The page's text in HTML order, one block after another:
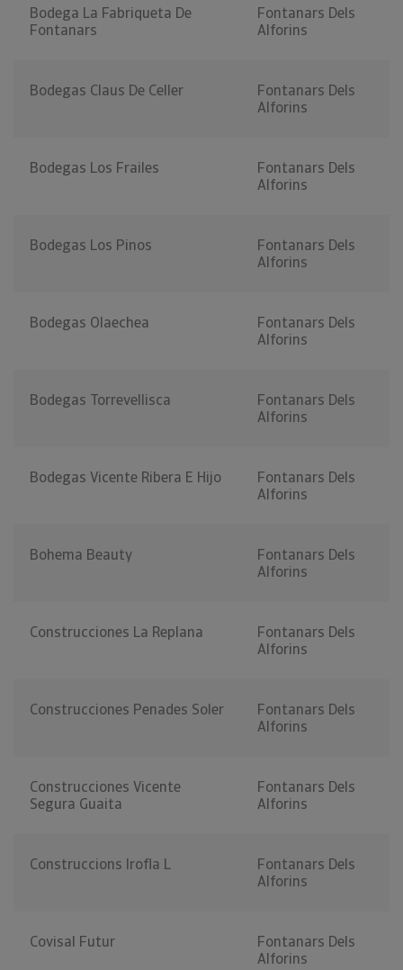
Bodega La Fabriqueta De
Fontanars
Fontanars Dels
Alforins
Bodegas Claus De Celler
Fontanars Dels
Alforins
Bodegas Los Frailes
Fontanars Dels
Alforins
Bodegas Los Pinos
Fontanars Dels
Alforins
Bodegas Olaechea
Fontanars Dels
Alforins
Bodegas Torrevellisca
Fontanars Dels
Alforins
Bodegas Vicente Ribera E Hijo
Fontanars Dels
Alforins
Bohema Beauty
Fontanars Dels
Alforins
Construcciones La Replana
Fontanars Dels
Alforins
Construcciones Penades Soler
Fontanars Dels
Alforins
Construcciones Vicente
Segura Guaita
Fontanars Dels
Alforins
Construccions Irofla L
Fontanars Dels
Alforins
Covisal Futur
Fontanars Dels
Alforins